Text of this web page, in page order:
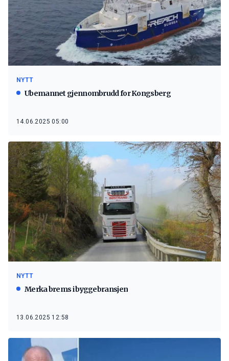
NYTT
Ubemannet gjennombrudd for Kongsberg
14.06.2025 05:00
NYTT
Merka brems i byggebransjen
13.06.2025 12:58